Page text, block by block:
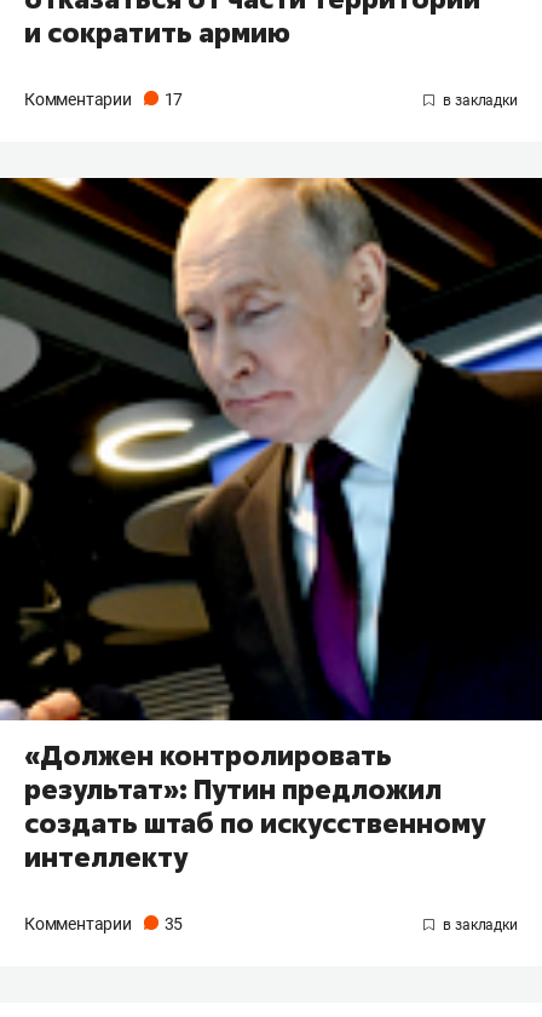
и сократить армию
Комментарии 17
«Должен контролировать
результат»: Путин предложил
создать штаб по искусственному
интеллекту
Комментарии 35